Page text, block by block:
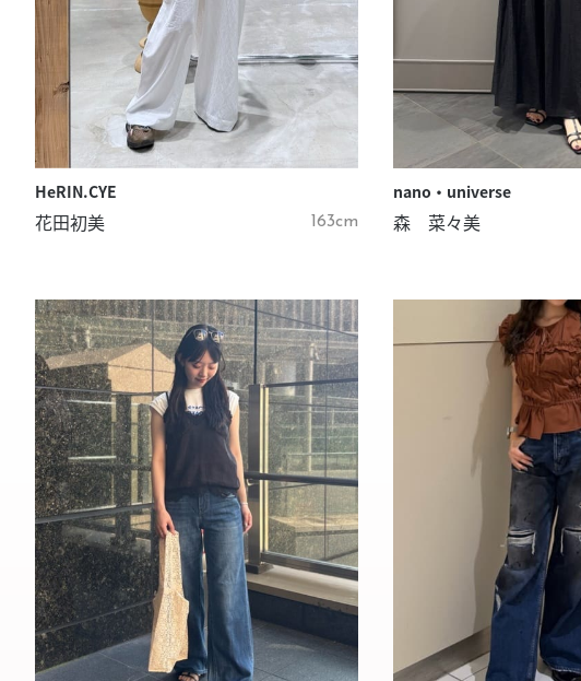
HeRIN.CYE
花田初美 163cm
nano・universe
森 菜々美